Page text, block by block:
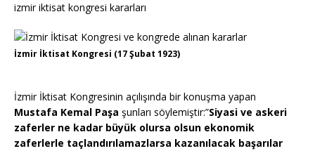
izmir iktisat kongresi kararları
İzmir İktisat Kongresi (17 Şubat 1923)
İzmir İktisat Kongresinin açılışında bir konuşma yapan
Mustafa Kemal Paşa şunları söylemiştir:”Siyasi ve askeri
zaferler ne kadar büyük olursa olsun ekonomik
zaferlerle taçlandırılamazlarsa kazanılacak başarılar